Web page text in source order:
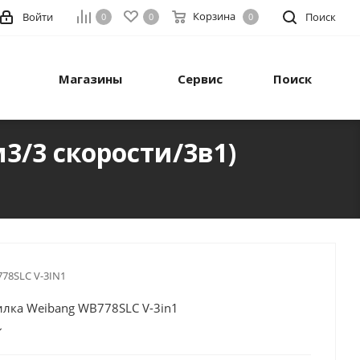
Поиск
0 0 Корзина 0
Войти
Магазины Сервис Поиск
3 скорости/3в1)
V-3IN1
Weibang WB778SLC V-3in1